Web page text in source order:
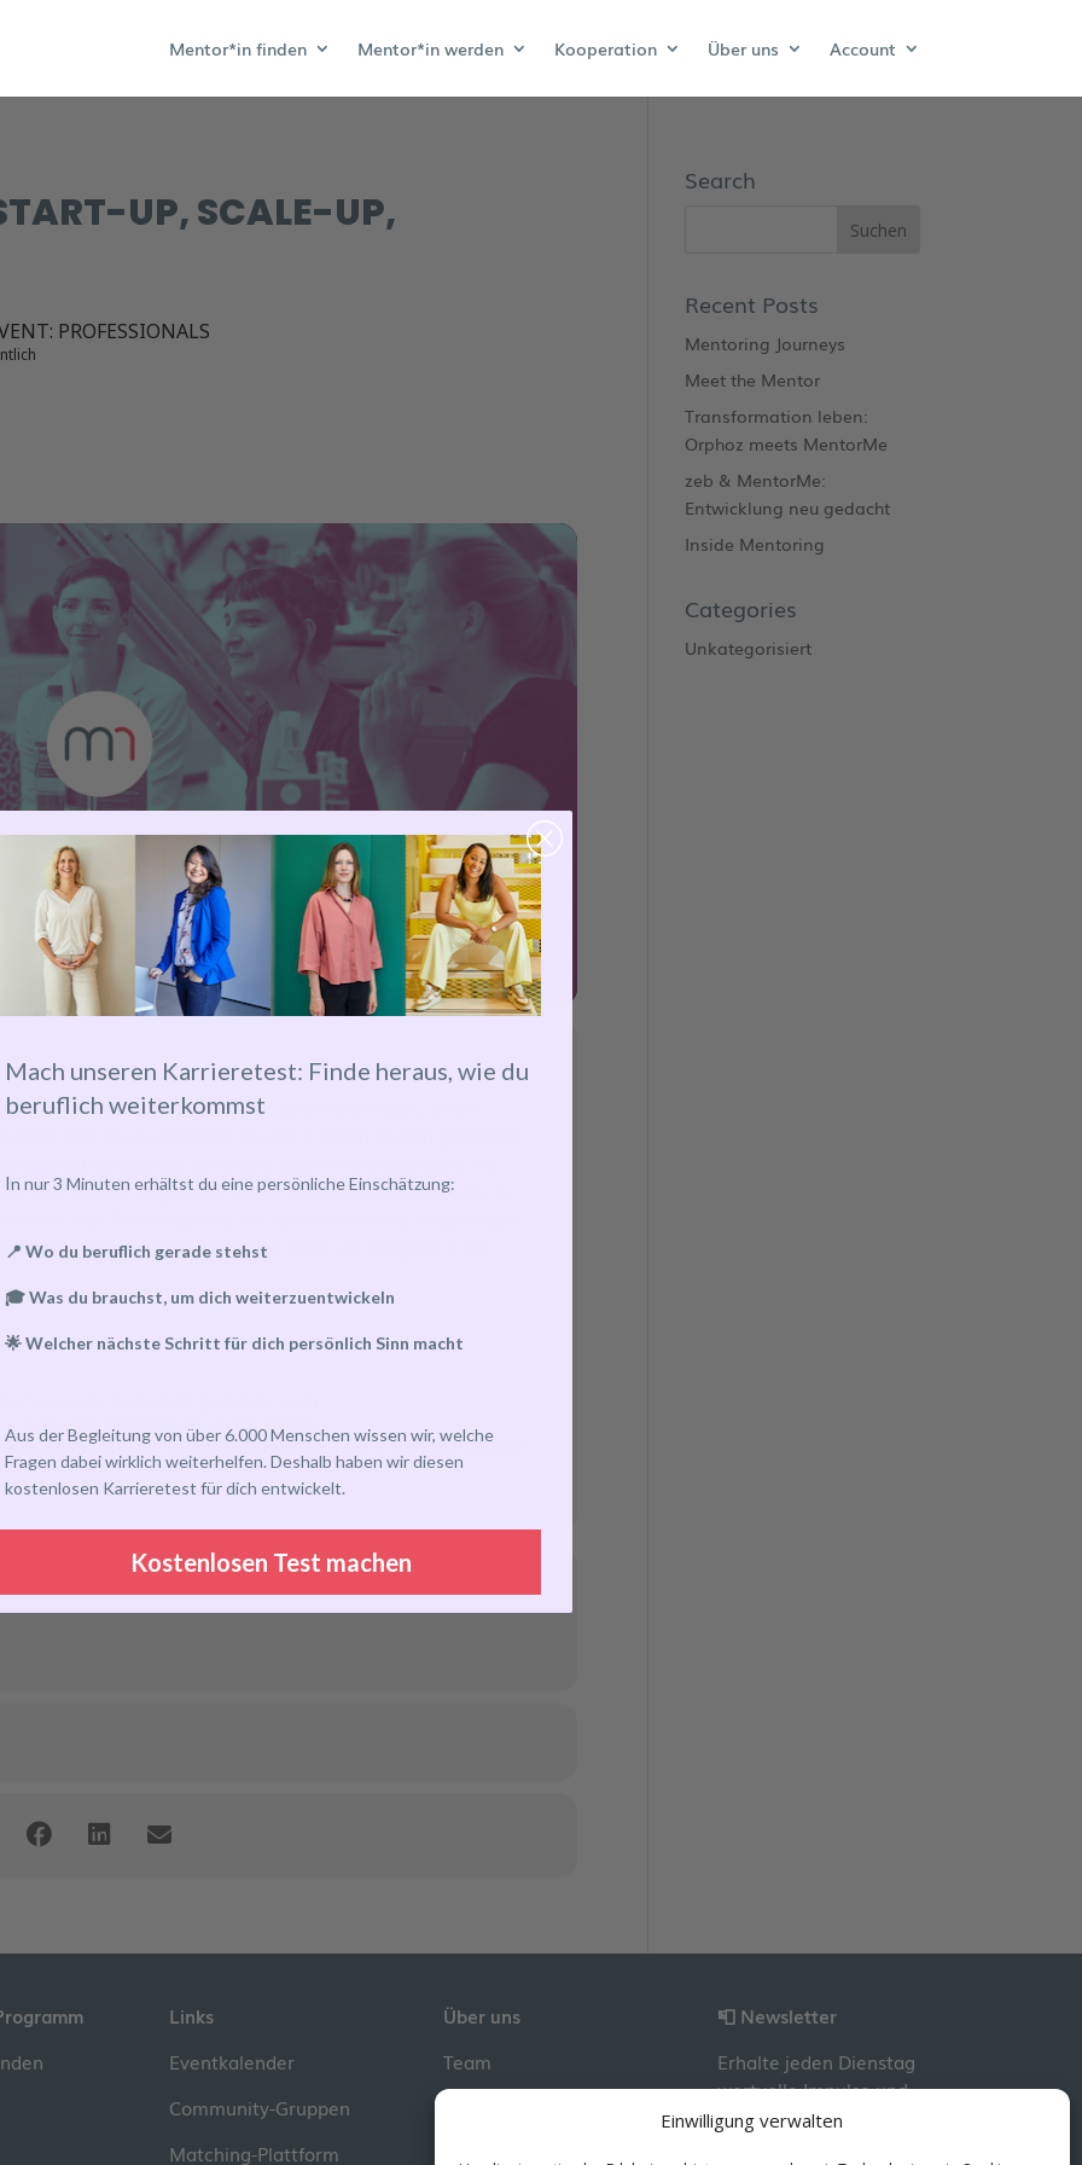
Einwilligung verwalten
Mentor*in finden Mentor*in werden Kooperation Über uns Account
UP, SCALE-UP,
PROFESSIONALS
Vor einem Jobwechsel stellen wir uns die Fragen, welche
passt oder, ob es vorteilhaft ist, mal in einem Unicorn gearbeitet
hat seine ganz eigenen Charakteristika. Wir
Q&A Format eingeladen. Marisa arbeitet aktuell im People &
im Tech-Recruiting tätig. Wir haben uns bereits einige Fragen
eurem Input: Sammelt diese also gerne und bringt sie in das
die noch nicht gematcht sind)
siehe Anmeldeformular via Typeform)
Community sind (gegen Eventgebühr – siehe Anmeldeformular
Search
Recent Posts
Mentoring Journeys
Meet the Mentor
Transformation leben:
Orphoz meets MentorMe
zeb & MentorMe:
Entwicklung neu gedacht
Inside Mentoring
Categories
Unkategorisiert
Links
Eventkalender
Community-Gruppen
Matching-Plattform
Über uns
Team
📮 Newsletter
Erhalte jeden Dienstag
wertvolle Impulse und
Wissen für deine
Mach unseren Karrieretest: Finde heraus, wie du
beruflich weiterkommst
In nur 3 Minuten erhältst du eine persönliche Einschätzung:
📍 Wo du beruflich gerade stehst
🎓 Was du brauchst, um dich weiterzuentwickeln
🌟 Welcher nächste Schritt für dich persönlich Sinn macht
Aus der Begleitung von über 6.000 Menschen wissen wir, welche
Fragen dabei wirklich weiterhelfen. Deshalb haben wir diesen
kostenlosen Karrieretest für dich entwickelt.
Kostenlosen Test machen